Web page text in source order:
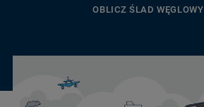
OBLICZ ŚLAD WĘGLOWY